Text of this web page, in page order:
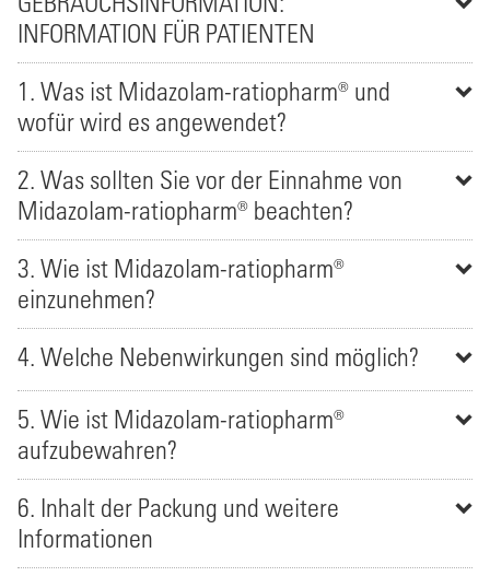
INFORMATION FÜR PATIENTEN
1. Was ist Midazolam-ratiopharm® und
wofür wird es angewendet?
2. Was sollten Sie vor der Einnahme von
Midazolam-ratiopharm® beachten?
3. Wie ist Midazolam-ratiopharm®
einzunehmen?
4. Welche Nebenwirkungen sind möglich?
5. Wie ist Midazolam-ratiopharm®
aufzubewahren?
6. Inhalt der Packung und weitere
Informationen